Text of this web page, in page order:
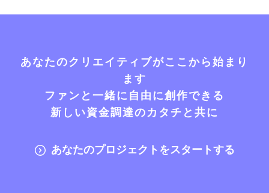
あなたのクリエイティブがここから始まり
ます
ファンと一緒に自由に創作できる
新しい資金調達のカタチと共に
あなたのプロジェクトをスタートする